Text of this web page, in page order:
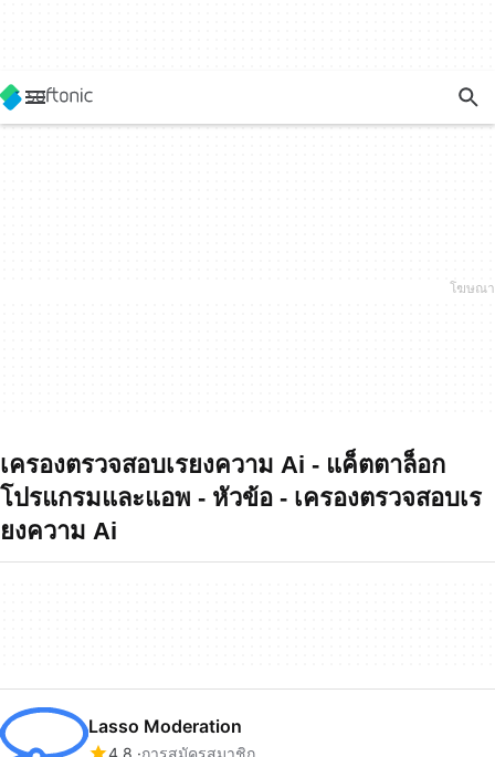
เครองตรวจสอบเรยงความ Ai - แค็ตตาล็อก
โปรแกรมและแอพ - หัวข้อ - เครองตรวจสอบเร
ยงความ Ai
Lasso Moderation
4.8 การสมัครสมาชิก